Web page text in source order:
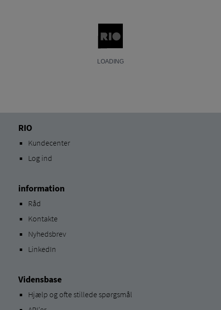
RIO
Kundecenter
Log ind
information
Råd
Kontakte
Nyhedsbrev
LinkedIn
Vidensbase
Hjælp og ofte stillede spørgsmål